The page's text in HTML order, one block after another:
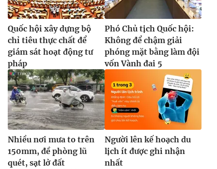
Quốc hội xây dựng bộ
chỉ tiêu thực chất để
giám sát hoạt động tư
pháp
Phó Chủ tịch Quốc hội:
Không để chậm giải
phóng mặt bằng làm đội
vốn Vành đai 5
Nhiều nơi mưa to trên
150mm, đề phòng lũ
quét, sạt lở đất
Người lên kế hoạch du
lịch ít được ghi nhận
nhất